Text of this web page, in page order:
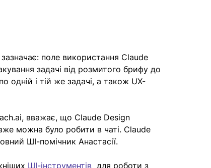
поле використання Claude
задачі від розмитого брифу до
одній і тій же задачі, а також UX-
, вважає, що Claude Design
можна було робити в чаті. Claude
ШІ-помічник Анастасії.
ШІ-інструментів для роботи з